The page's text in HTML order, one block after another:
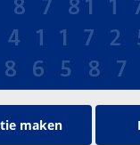
maken